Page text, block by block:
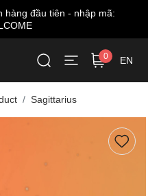
hàng đầu tiên - nhập mã:
0 EN
Sagittarius